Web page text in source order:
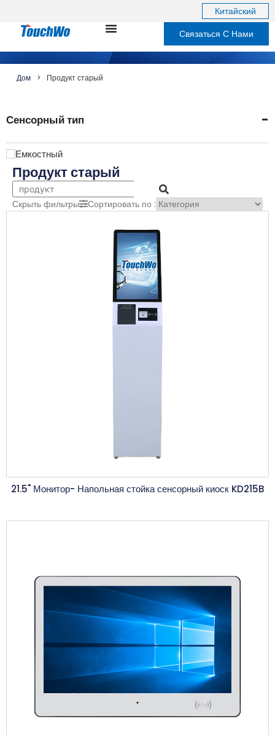
Китайский
Связаться С Нами
Дом > Продукт старый
Сенсорный тип -
Емкостный
Продукт старый
Скрыть фильтры Сортировать по :
21.5" Монитор- Напольная стойка сенсорный киоск KD215B